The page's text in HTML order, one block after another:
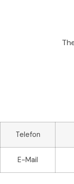
Telefon
E-Mail